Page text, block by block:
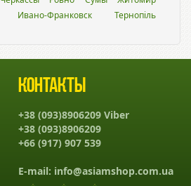
Ивано-Франковск
Тернопіль
Контакты
+38 (093)8906209 Viber
+38 (093)8906209
+66 (917) 907 539
E-mail: info@asiamshop.com.ua